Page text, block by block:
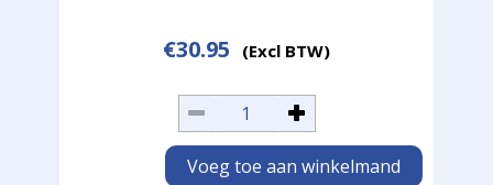
€30.95 (Excl BTW)
Voeg toe aan winkelmand